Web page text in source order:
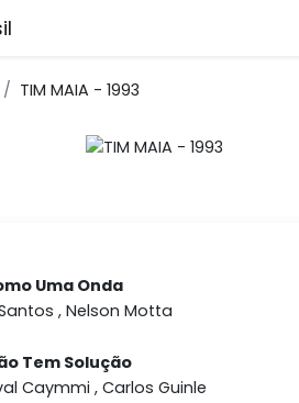
TIM MAIA - 1993
Uma Onda
, Nelson Motta
Tem Solução
Caymmi , Carlos Guinle